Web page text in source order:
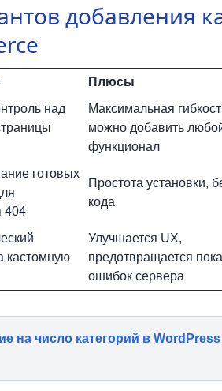
добавления
Плюсы
над
Максимальная
можно добавить
функционал
готовых
404
Простота установки,
кода
кастомную
Улучшается UX,
предотвращается
ошибок сервера
на число категорий в WordPress